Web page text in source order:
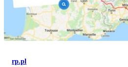
rp.pl